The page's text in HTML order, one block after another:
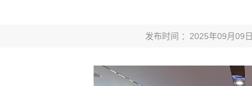
发布时间 ：2025年09月09日